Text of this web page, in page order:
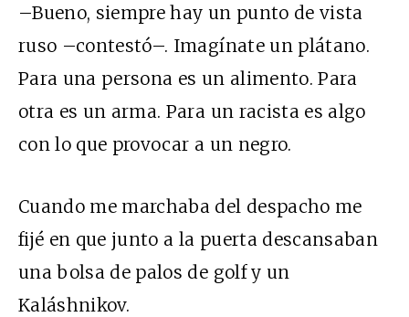
–Bueno, siempre hay un punto de vista
ruso –contestó–. Imagínate un plátano.
Para una persona es un alimento. Para
otra es un arma. Para un racista es algo
con lo que provocar a un negro.
Cuando me marchaba del despacho me
fijé en que junto a la puerta descansaban
una bolsa de palos de golf y un
Kaláshnikov.